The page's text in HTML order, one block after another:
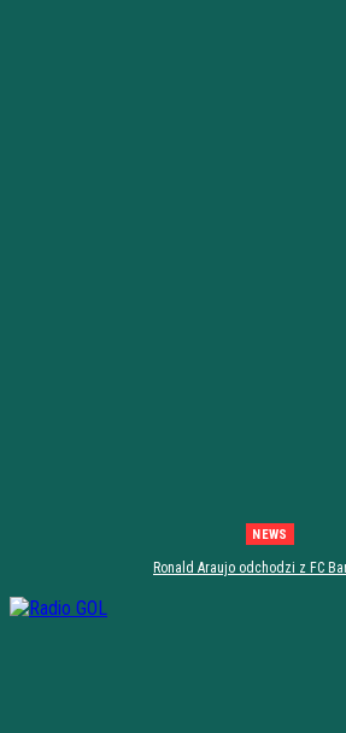
NEWS
Ronald Araujo odchodzi z FC